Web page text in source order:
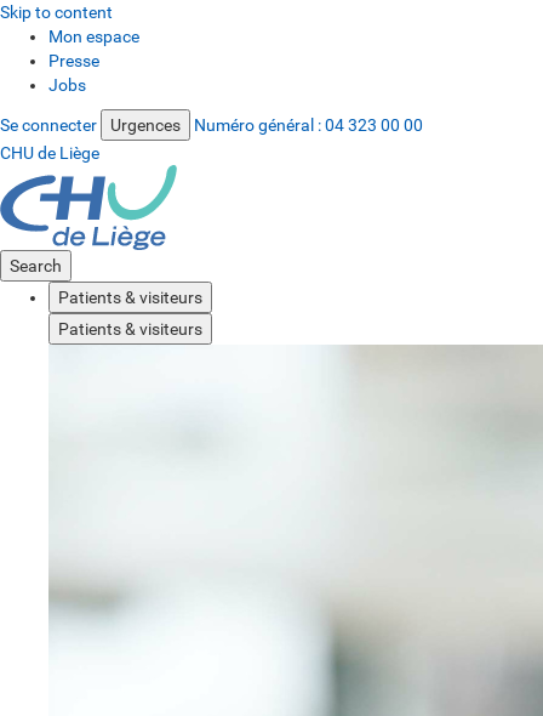
Skip to content
Mon espace
Presse
Jobs
Se connecter Urgences Numéro général :04 323 00 00
CHU de Liège
Search
Patients & visiteurs
Patients & visiteurs